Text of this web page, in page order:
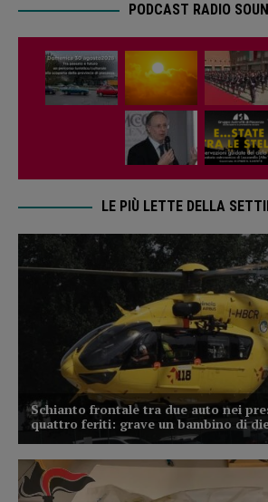
PODCAST RADIO
LE PIÙ LETTE DELLA